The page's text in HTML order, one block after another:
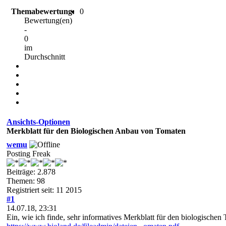
Themabewertung:
0
Bewertung(en)
-
0
im
Durchschnitt
Ansichts-Optionen
Merkblatt für den Biologischen Anbau von Tomaten
wemu
Posting Freak
Beiträge: 2.878
Themen: 98
Registriert seit: 11 2015
#1
14.07.18, 23:31
Ein, wie ich finde, sehr informatives Merkblatt für den biologischen